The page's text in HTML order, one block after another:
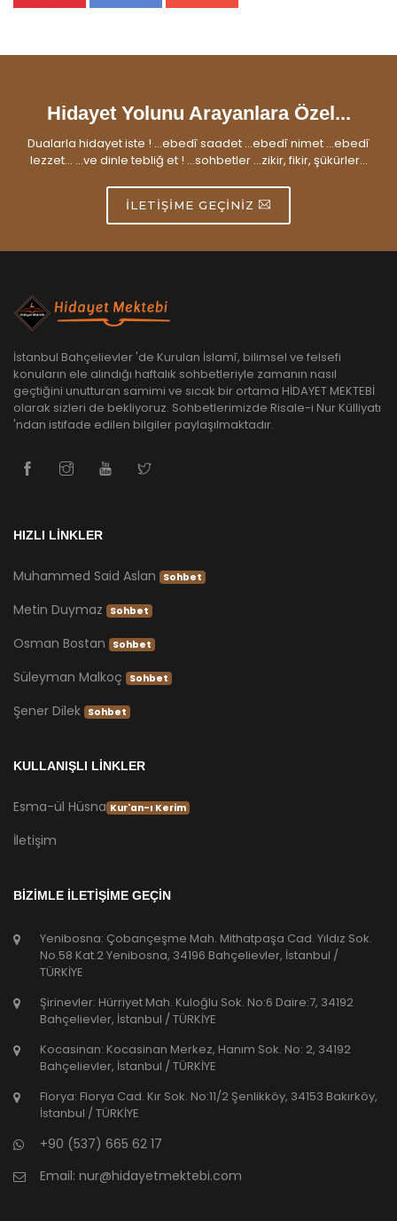
Hidayet Yolunu Arayanlara Özel...
Dualarla hidayet iste ! ...ebedî saadet ...ebedî nimet ...ebedî
lezzet... ...ve dinle tebliğ et ! ...sohbetler ...zikir, fikir, şükürler...
İLETIŞIME GEÇINIZ
İstanbul Bahçelievler 'de Kurulan İslamî, bilimsel ve felsefi
konuların ele alındığı haftalık sohbetleriyle zamanın nasıl
geçtiğini unutturan samimi ve sıcak bir ortama HİDAYET MEKTEBİ
olarak sizleri de bekliyoruz. Sohbetlerimizde Risale-i Nur Külliyatı
'ndan istifade edilen bilgiler paylaşılmaktadır.
HIZLI LİNKLER
Muhammed Said Aslan Sohbet
Metin Duymaz Sohbet
Osman Bostan Sohbet
Süleyman Malkoç Sohbet
Şener Dilek Sohbet
KULLANIŞLI LİNKLER
Esma-ül Hüsna Kur'an-ı Kerim
İletişim
BİZİMLE İLETİŞİME GEÇİN
Yenibosna: Çobançeşme Mah. Mithatpaşa Cad. Yıldız Sok.
No.58 Kat.2 Yenibosna, 34196 Bahçelievler, İstanbul /
TÜRKİYE
Şirinevler: Hürriyet Mah. Kuloğlu Sok. No:6 Daire:7, 34192
Bahçelievler, İstanbul / TÜRKİYE
Kocasinan: Kocasinan Merkez, Hanım Sok. No: 2, 34192
Bahçelievler, İstanbul / TÜRKİYE
Florya: Florya Cad. Kır Sok. No:11/2 Şenlikköy, 34153 Bakırköy,
İstanbul / TÜRKİYE
+90 (537) 665 62 17
Email: nur@hidayetmektebi.com